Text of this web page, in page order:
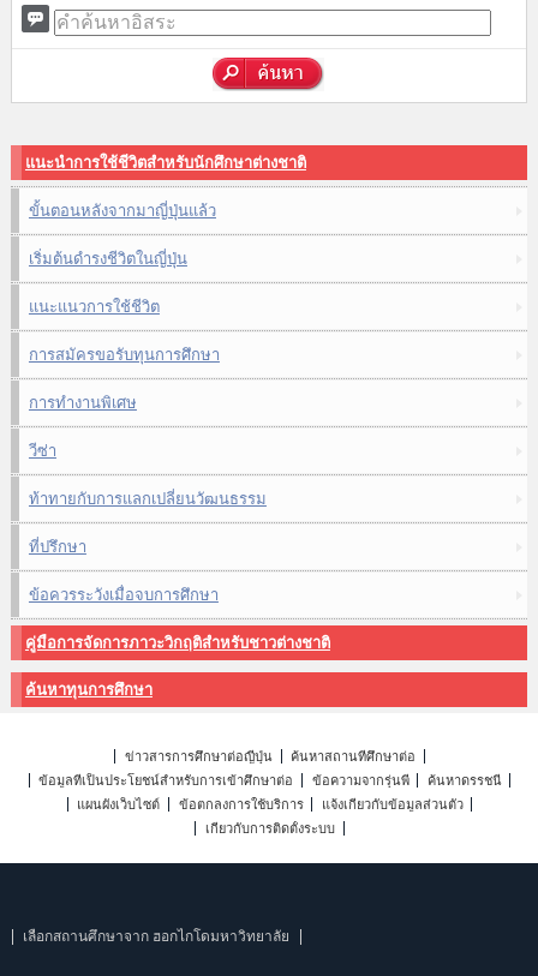
แนะนำการใช้ชีวิตสำหรับนักศึกษาต่างชาติ
ขั้นตอนหลังจากมาญี่ปุ่นแล้ว
เริ่มต้นดำรงชีวิตในญี่ปุ่น
แนะแนวการใช้ชีวิต
การสมัครขอรับทุนการศึกษา
การทำงานพิเศษ
วีซ่า
ท้าทายกับการแลกเปลี่ยนวัฒนธรรม
ที่ปรึกษา
ข้อควรระวังเมื่อจบการศึกษา
คู่มือการจัดการภาวะวิกฤติสำหรับชาวต่างชาติ
ค้นหาทุนการศึกษา
ข่าวสารการศึกษาต่อญี่ปุ่น
ค้นหาสถานที่ศึกษาต่อ
ข้อมูลที่เป็นประโยชน์สำหรับการเข้าศึกษาต่อ
ข้อความจากรุ่นพี่
ค้นหาดรรชนี
แผนผังเว็บไซต์
ข้อตกลงการใช้บริการ
แจ้งเกี่ยวกับข้อมูลส่วนตัว
เกี่ยวกับการติดตั้งระบบ
เลือกสถานศึกษาจาก ฮอกไกโดมหาวิทยาลัย